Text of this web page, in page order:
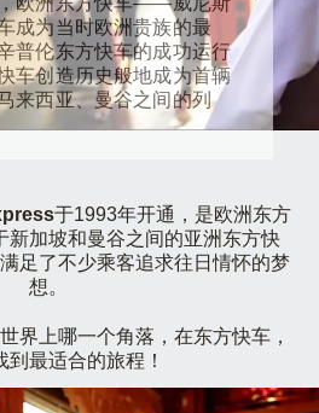
成为当时欧洲贵族的最
普伦东方快车的成功运行
车创造历史般地成为首辆
来西亚、曼谷之间的列
于1993年开通，是欧洲东方
新加坡和曼谷之间的亚洲东方快
足了不少乘客追求往日情怀的梦
想。
界上哪一个角落，在东方快车，
到最适合的旅程！